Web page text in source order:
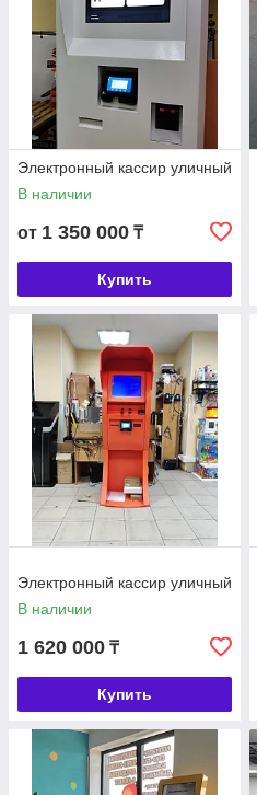
Электронный кассир уличный
В наличии
от 1 350 000 ₸
Купить
Электронный кассир уличный
В наличии
1 620 000 ₸
Купить